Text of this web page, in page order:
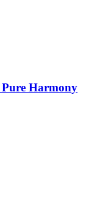
Pure Harmony